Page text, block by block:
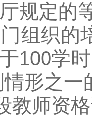
规定的
组织的
100学
情形之
教师资